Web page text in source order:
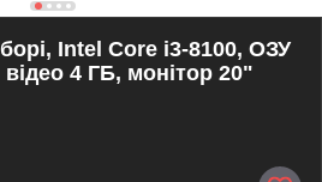
Intel Core i3-8100, ОЗУ
4 ГБ, монітор 20"